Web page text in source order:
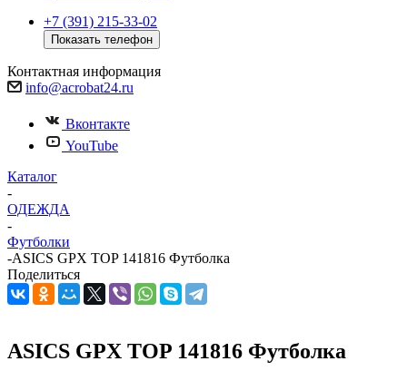
+7 (391) 215-33-02
Показать телефон
Контактная информация
info@acrobat24.ru
Вконтакте
YouTube
Каталог
-
ОДЕЖДА
-
Футболки
-ASICS GPX TOP 141816 Футболка
Поделиться
ASICS GPX TOP 141816 Футболка